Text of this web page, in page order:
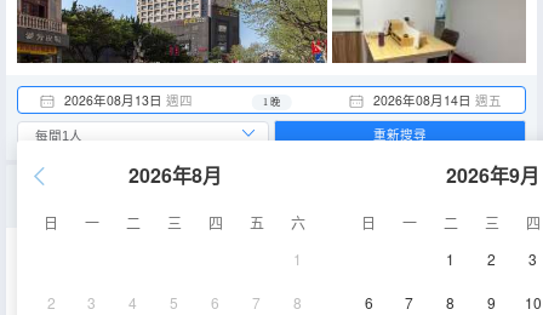
2026年08月13日 週四 2026年08月14日 週五
1 晚
2026年8月
日 一 二 三 四 五
六
1
2 3 4 5 6 7 8
2026年9月
日 一 二 三
四
1
2 3
6 7 8 9 10
重新搜尋
空調